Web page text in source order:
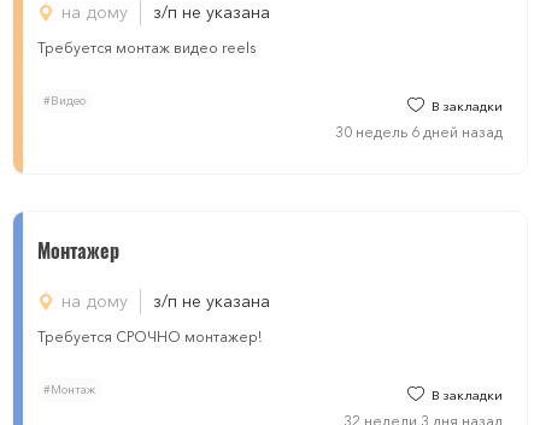
на дому з/п не указана
Требуется монтаж видео reels
#Видео В закладки
30 недель 6 дней назад
Монтажер
на дому з/п не указана
Требуется СРОЧНО монтажер!
#Монтаж В закладки
32 недели 3 дня назад